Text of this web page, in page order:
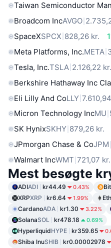
Taiwan Semiconductor
Broadcom IncAVGO
SpaceXSPCX 828,26 kr.
Meta Platforms, Inc.META
Tesla, Inc.TSLA 2.126,22 kr.
Berkshire Hathaway Inc
Eli Lilly And CoLLY
Micron Technology IncMU
SK HynixSKHY 879,26 kr.
JPmorgan Chase & CoJPM
Walmart IncWMT 721,07 kr.
Mest besøgte
ADIADI kr44.49 0.43%
XRPXRP kr6.64 1.99%
CardanoADA kr1.30 3.22%
SolanaSOL kr478.18 0.69%
HyperliquidHYPE kr359.65
Shiba InuSHIB kr0.00002978